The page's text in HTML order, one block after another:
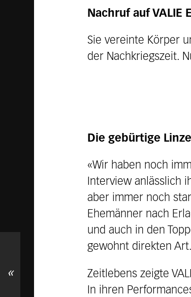
Nachruf auf VALIE
Sie vereinte Körper
der Nachkriegszeit.
Die gebürtige
«Wir haben noch
Interview anlässlich
aber immer noch
Ehemänner nach
und auch in den
gewohnt direkten Art.
Zeitlebens zeigte
In ihren
«